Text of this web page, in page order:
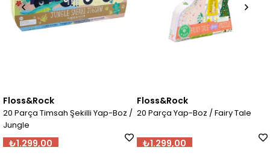
Floss&Rock
20 Parça Timsah Şekilli Yap-Boz /
Jungle
₺1.299,00
Floss&Rock
20 Parça Yap-Boz / Fairy Tale
₺1.299,00